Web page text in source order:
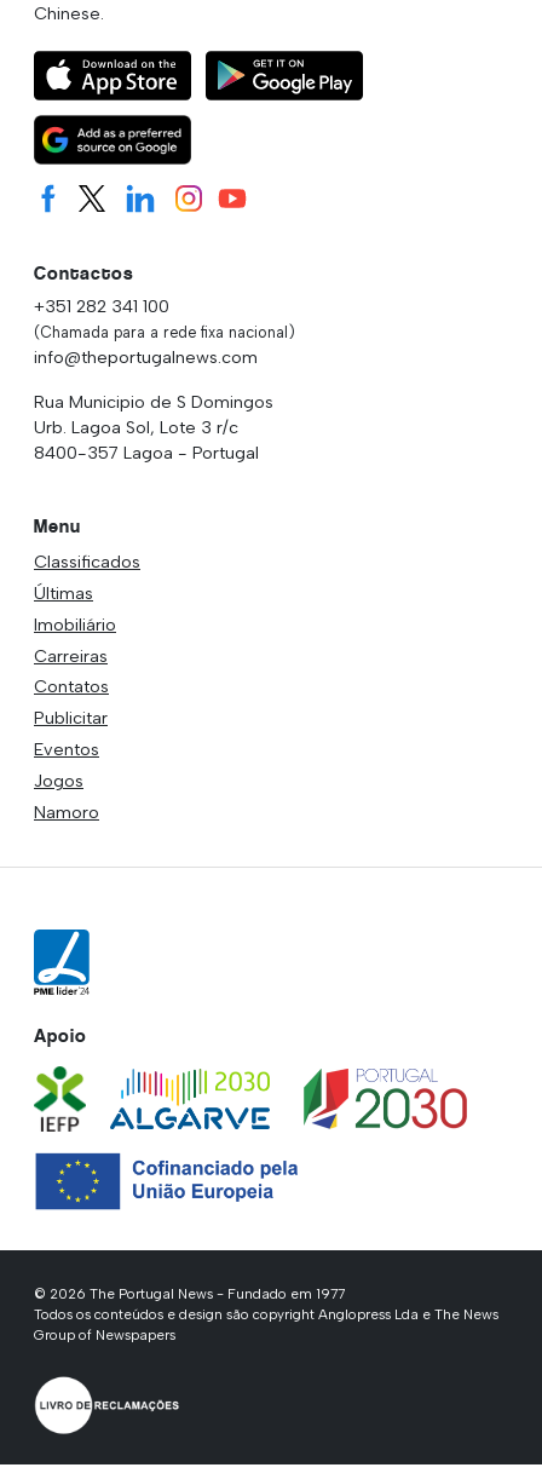
Chinese.
Contactos
+351 282 341 100
(Chamada para a rede fixa nacional)
info@theportugalnews.com
Rua Municipio de S Domingos
Urb. Lagoa Sol, Lote 3 r/c
8400-357 Lagoa - Portugal
Menu
Classificados
Últimas
Imobiliário
Carreiras
Contatos
Publicitar
Eventos
Jogos
Namoro
Apoio
© 2026 The Portugal News - Fundado em 1977
Todos os conteúdos e design são copyright Anglopress Lda e The News
Group of Newspapers